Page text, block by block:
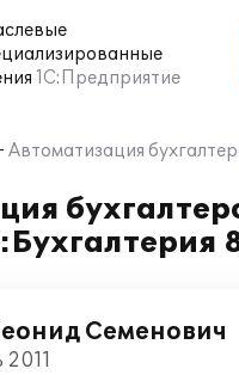
1С:Предприятие
Автоматизация
Семенович